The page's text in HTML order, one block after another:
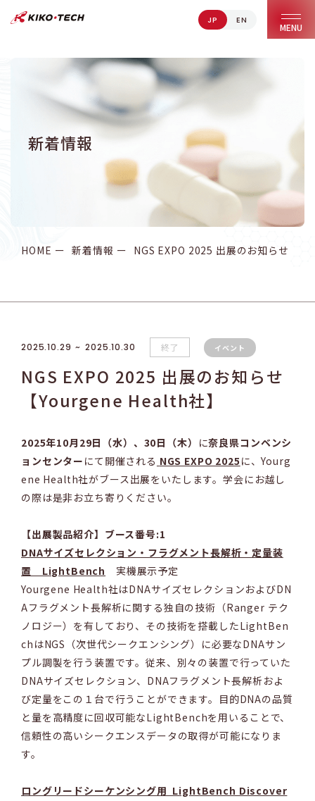
キコーテック株式会社 | ライフサイエンス研究への貢献
JP EN
MENU
新着情報
HOME 新着情報 NGS EXPO 2025 出展のお知らせ【
2025.10.29 2025.10.30 終了 イベント
NGS EXPO 2025 出展のお知らせ
【Yourgene Health社】
2025年10月29日（水）、30日（木） に奈良県コンベンシ
ョンセンター にて開催される NGS EXPO 2025 に、Yourg
ene Health社がブース出展をいたします。学会にお越し
の際は是非お立ち寄りください。
【出展製品紹介】ブース番号:1
DNAサイズセレクション・フラグメント長解析・定量装
置 LightBench
実機展示予定
Yourgene Health社はDNAサイズセレクションおよびDN
Aフラグメント長解析に関する独自の技術（Ranger テク
ノロジー）を有しており、その技術を搭載したLightBen
chはNGS（次世代シークエンシング）に必要なDNAサン
プル調製を行う装置です。従来、別々の装置で行っていた
DNAサイズセレクション、DNAフラグメント長解析およ
び定量をこの１台で行うことができます。目的DNAの品質
と量を高精度に回収可能なLightBenchを用いることで、
信頼性の高いシークエンスデータの取得が可能になりま
す。
ロングリードシーケンシング用 LightBench Discover